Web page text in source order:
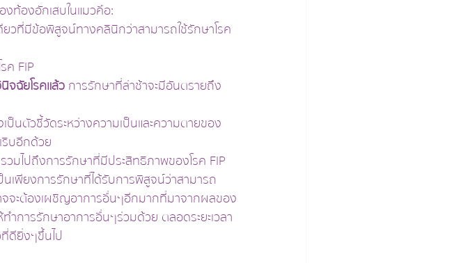
ท้องอักเสบในแมวคือ:
ยวที่มีข้อพิสูจน์ทางคลินิกว่าสามารถใช้รักษาโรค
ค FIP
จฉัยโรคแล้ว การรักษาที่ล่าช้าจะมีอันตรายถึง
นตัวชี้วัดระหว่างความเป็นและความตายของ
ริบอีกด้วย
วมไปถึงการรักษาที่มีประสิทธิภาพของโรค FIP
เพียงการรักษาที่ได้รับการพิสูจน์ว่าสามารถ
จจะต้องเผชิญอาการอื่นๆอีกมากที่มาจากผลของ
ำการรักษาอาการอื่นๆร่วมด้วย ตลอดระยะเวลา
ดียิ่งๆขึ้นไป